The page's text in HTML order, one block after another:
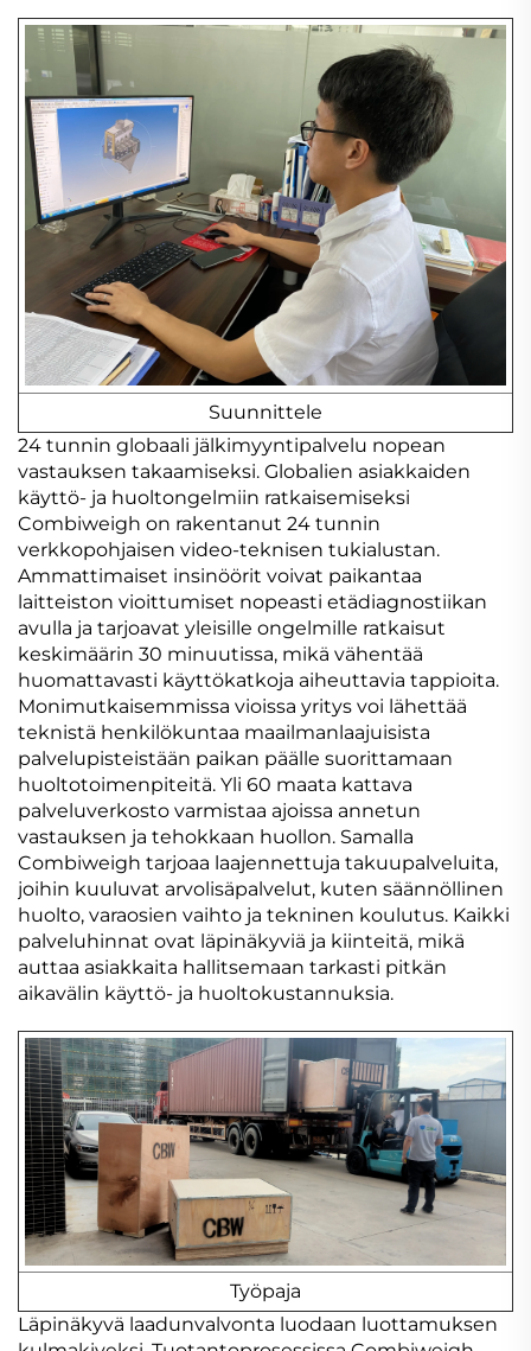
Suunnittele
24 tunnin globaali jälkimyyntipalvelu nopean
vastauksen takaamiseksi. Globalien asiakkaiden
käyttö- ja huoltongelmiin ratkaisemiseksi
Combiweigh on rakentanut 24 tunnin
verkkopohjaisen video-teknisen tukialustan.
Ammattimaiset insinöörit voivat paikantaa
laitteiston vioittumiset nopeasti etädiagnostiikan
avulla ja tarjoavat yleisille ongelmille ratkaisut
keskimäärin 30 minuutissa, mikä vähentää
huomattavasti käyttökatkoja aiheuttavia tappioita.
Monimutkaisemmissa vioissa yritys voi lähettää
teknistä henkilökuntaa maailmanlaajuisista
palvelupisteistään paikan päälle suorittamaan
huoltotoimenpiteitä. Yli 60 maata kattava
palveluverkosto varmistaa ajoissa annetun
vastauksen ja tehokkaan huollon. Samalla
Combiweigh tarjoaa laajennettuja takuupalveluita,
joihin kuuluvat arvolisäpalvelut, kuten säännöllinen
huolto, varaosien vaihto ja tekninen koulutus. Kaikki
palveluhinnat ovat läpinäkyviä ja kiinteitä, mikä
auttaa asiakkaita hallitsemaan tarkasti pitkän
aikavälin käyttö- ja huoltokustannuksia.
Työpaja
Läpinäkyvä laadunvalvonta luodaan luottamuksen